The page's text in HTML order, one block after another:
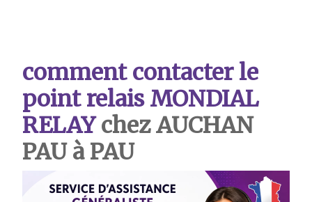
comment contacter le
point relais MONDIAL
RELAYchez AUCHAN
PAU à PAU